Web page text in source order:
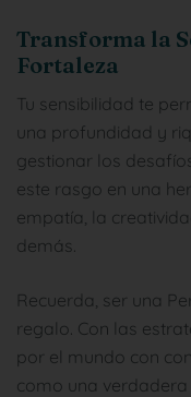
Transforma la
Fortaleza
Tu sensibilidad te
una profundidad y
gestionar los
este rasgo en una
empatía, la
demás.
Recuerda, ser una
regalo. Con las
por el mundo con
como una verdadera